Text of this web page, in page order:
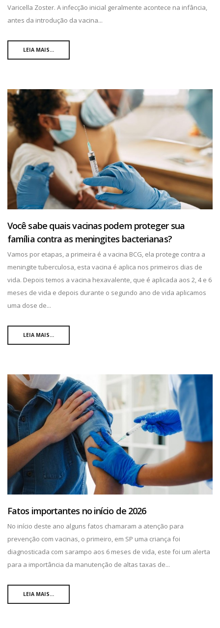
Varicella Zoster. A infecção inicial geralmente acontece na infância,
antes da introdução da vacina...
LEIA MAIS...
Você sabe quais vacinas podem proteger sua
família contra as meningites bacterianas?
Vamos por etapas, a primeira é a vacina BCG, ela protege contra a
meningite tuberculosa, esta vacina é aplica nos primeiros dias de
vida. Depois temos a vacina hexavalente, que é aplicada aos 2, 4 e 6
meses de vida e depois durante o segundo ano de vida aplicamos
uma dose de...
LEIA MAIS...
Fatos importantes no início de 2026
No início deste ano alguns fatos chamaram a atenção para
prevenção com vacinas, o primeiro, em SP uma criança foi
diagnosticada com sarampo aos 6 meses de vida, este foi um alerta
para a importância da manutenção de altas taxas de...
LEIA MAIS...